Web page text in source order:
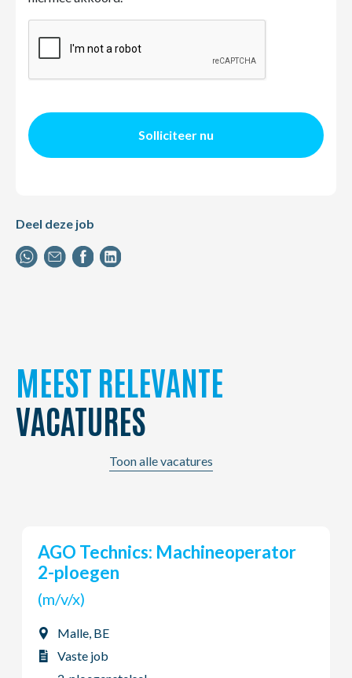
Solliciteer nu
Deel deze job
MEEST RELEVANTE
VACATURES
Toon alle vacatures
AGO Technics: Lijntechnicus
(m/v/x)
Malle, BE
Vaste job
2-ploegenstelsel